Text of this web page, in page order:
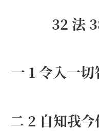
32 法
一 1 令入一
二 2 自知我